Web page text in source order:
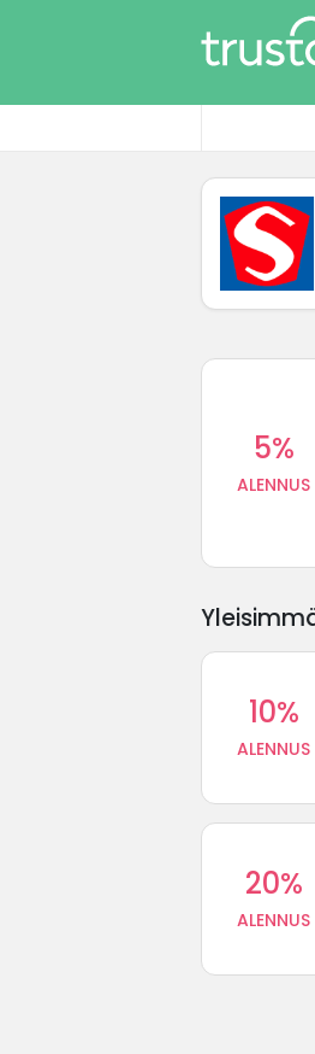
5%
ALENNUS
10%
ALENNUS
20%
ALENNUS